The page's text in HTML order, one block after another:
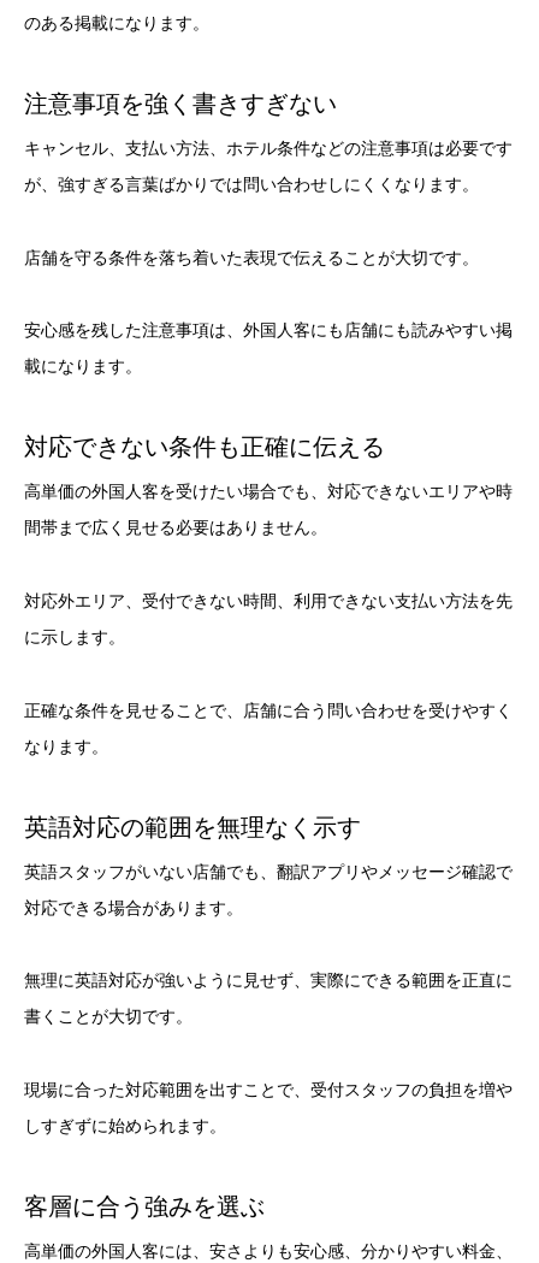
のある掲載になります。
注意事項を強く書きすぎない
キャンセル、支払い方法、ホテル条件などの注意事項は必要です
が、強すぎる言葉ばかりでは問い合わせしにくくなります。
店舗を守る条件を落ち着いた表現で伝えることが大切です。
安心感を残した注意事項は、外国人客にも店舗にも読みやすい掲
載になります。
対応できない条件も正確に伝える
高単価の外国人客を受けたい場合でも、対応できないエリアや時
間帯まで広く見せる必要はありません。
対応外エリア、受付できない時間、利用できない支払い方法を先
に示します。
正確な条件を見せることで、店舗に合う問い合わせを受けやすく
なります。
英語対応の範囲を無理なく示す
英語スタッフがいない店舗でも、翻訳アプリやメッセージ確認で
対応できる場合があります。
無理に英語対応が強いように見せず、実際にできる範囲を正直に
書くことが大切です。
現場に合った対応範囲を出すことで、受付スタッフの負担を増や
しすぎずに始められます。
客層に合う強みを選ぶ
高単価の外国人客には、安さよりも安心感、分かりやすい料金、